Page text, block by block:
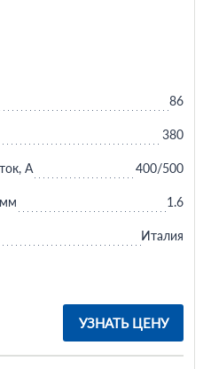
УЗНАТЬ ЦЕНУ
86
380
А 400/500
1.6
Италия